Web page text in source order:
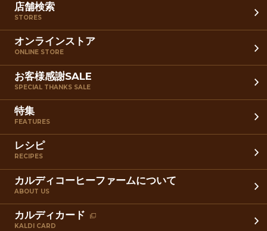
店舗検索
STORES
オンラインストア
ONLINE STORE
お客様感謝SALE
SPECIAL THANKS SALE
特集
FEATURES
レシピ
RECIPES
カルディコーヒーファームについて
ABOUT US
カルディカード
KALDI CARD